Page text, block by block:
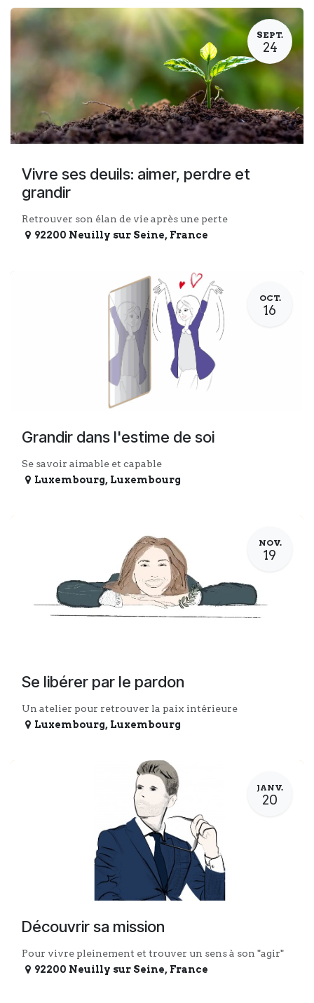
SEPT.
24
Vivre ses deuils: aimer, perdre et
grandir
Retrouver son élan de vie après une perte
92200 Neuilly sur Seine, France
OCT.
16
Grandir dans l'estime de soi
Se savoir aimable et capable
Luxembourg, Luxembourg
NOV.
19
Se libérer par le pardon
Un atelier pour retrouver la paix intérieure
Luxembourg, Luxembourg
JANV.
20
Découvrir sa mission
Pour vivre pleinement et trouver un sens à son "agir"
92200 Neuilly sur Seine, France